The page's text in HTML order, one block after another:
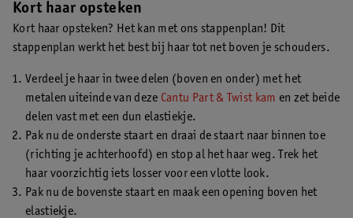
Kort haar opsteken
Kort haar opsteken? Het kan met ons stappenplan! Dit
stappenplan werkt het best bij haar tot net boven je schouders.
Verdeel je haar in twee delen (boven en onder) met het
metalen uiteinde van deze Cantu Part & Twist kam en zet beide
delen vast met een dun elastiekje.
Pak nu de onderste staart en draai de staart naar binnen toe
(richting je achterhoofd) en stop al het haar weg. Trek het
haar voorzichtig iets losser voor een vlotte look.
Pak nu de bovenste staart en maak een opening boven het
elastiekje.